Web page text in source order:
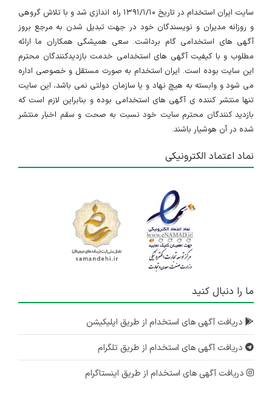
تکنسین رادیولوژی
چند استان
۱ سال پیش منقضی شده
پنج ردیف شغلی
چند استان
استخدام مهندس برق
چند استان
۱ سال پیش
تکنسین برق
چند استان
سایت ایران استخدام در تاریخ ۱۳۹۱/۱/۱۰ راه اندازی شد و با تلاش گروهی
و روزانه مدیران و نویسندگان خود در جهت تبدیل شدن به مرجع بروز
آگهی های استخدامی گام برداشت. سعی همیشگی همکاران ما ارائه
مطلوب و با کیفیت آگهی های استخدامی خدمت بازدیدکنندگان محترم
این سایت بوده است. ایران استخدام به صورت مستقل و خصوصی اداره
می شود و وابسته به هیچ نهاد و یا سازمان دولتی نمی باشد، این سایت
تنها منتشر کننده ی آگهی های استخدامی بوده و بنابراین لازم است که
بازدید کنندگان محترم سایت خود نسبت به صحت و سقم اخبار منتشر
شده در آن هوشیار باشند.
نماد اعتماد الکترونیکی
ما را دنبال کنید
دریافت آگهی های استخدام از طریق اپلیکیشن
دریافت آگهی های استخدام از طریق تلگرام
دریافت آگهی های استخدام از طریق اینستاگرام